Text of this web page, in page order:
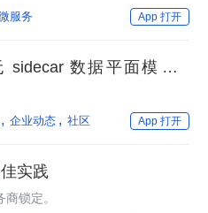
。
服务 App 打开
数据平面模式，
企业动态 社区 App 打开
实践
锁定。